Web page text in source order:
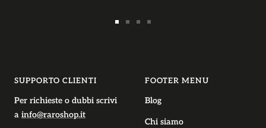
SUPPORTO CLIENTI
Per richieste o dubbi scrivi
a info@raroshop.it
FOOTER MENU
Blog
Chi siamo